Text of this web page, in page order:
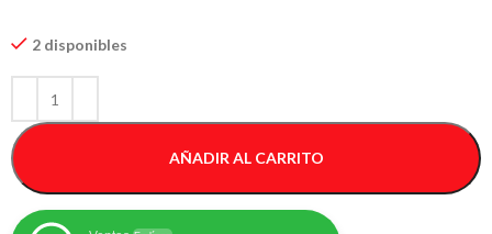
2 disponibles
AÑADIR AL CARRITO